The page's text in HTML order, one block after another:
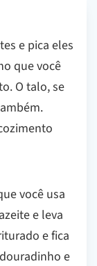
e pica eles
que você
O talo, se
você usa
e leva
e fica
e